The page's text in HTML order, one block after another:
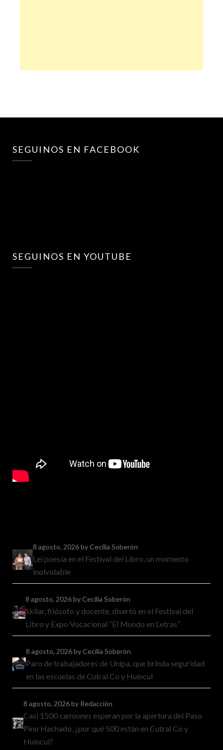
SEGUINOS EN FACEBOOK
SEGUINOS EN YOUTUBE
8 agosto, 2026by Cecilia Soberón
Leí poesía en el Festival del Libro, un momento
inolvidable
8 agosto, 2026by Cecilia Soberón
Skliar, filósofo y docente, disertó en el Festival del
Libro y Expo Vocacional “El Mundo en Letras”
8 agosto, 2026by Cecilia Soberón
Paro de trabajadores de Unipa, que brinda seguridad
en las escuelas de Cutral Co y Huincul
8 agosto, 2026by Redacción
Casi 1500 camiones esperan por la apertura del Paso
Pino Hachado, ¿por qué 500 están en Cutral Co y
Huincul?